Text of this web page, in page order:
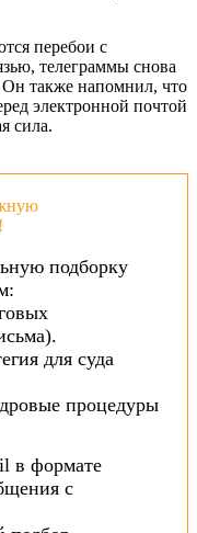
перебои с
телеграммы снова
Он также напомнил, что
электронной почтой
сила.
подборку
для суда
процедуры
в формате
с